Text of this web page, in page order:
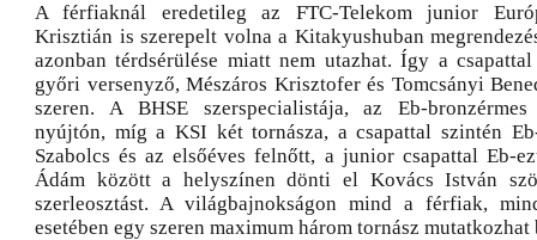
A férfiaknál eredetileg az FTC-Telekom junior
Krisztián is szerepelt volna a Kitakyushuban
azonban térdsérülése miatt nem utazhat. Így a
győri versenyző, Mészáros Krisztofer és Tomcsányi
szeren. A BHSE szerspecialistája, az Eb-
nyújtón, míg a KSI két tornásza, a csapattal szintén
Szabolcs és az elsőéves felnőtt, a junior csapattal Eb-
Ádám között a helyszínen dönti el Kovács István
szerleosztást. A világbajnokságon mind a férfiak,
esetében egy szeren maximum három tornász mutatkozhat